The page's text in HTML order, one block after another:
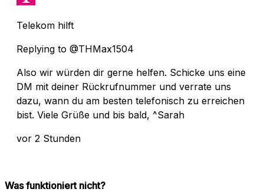
Telekom hilft
Replying to @THMax1504
Also wir würden dir gerne helfen. Schicke uns eine
DM mit deiner Rückrufnummer und verrate uns
dazu, wann du am besten telefonisch zu erreichen
bist. Viele Grüße und bis bald, ^Sarah
vor 2 Stunden
Was funktioniert nicht?